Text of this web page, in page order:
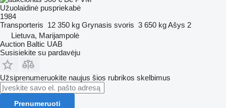
Užuolaidinė puspriekabė
1984
Transporteris 12 350 kg Grynasis svoris 3 650 kgAšys 2
Lietuva, Marijampolė
Auction Baltic UAB
Susisiekite su pardavėju
Užsiprenumeruokite naujus šios rubrikos skelbimus
Prenumeruoti